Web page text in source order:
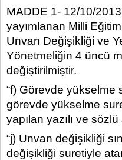
MADDE 1- 12/10/
yayımlanan Milli
Unvan Değişikliği ve
Yönetmeliğin 4 üncü
değiştirilmiştir.
“f) Görevde yükselme
görevde yükselme
yapılan yazılı ve sözlü
“j) Unvan değişikliği
değişikliği suretiyle